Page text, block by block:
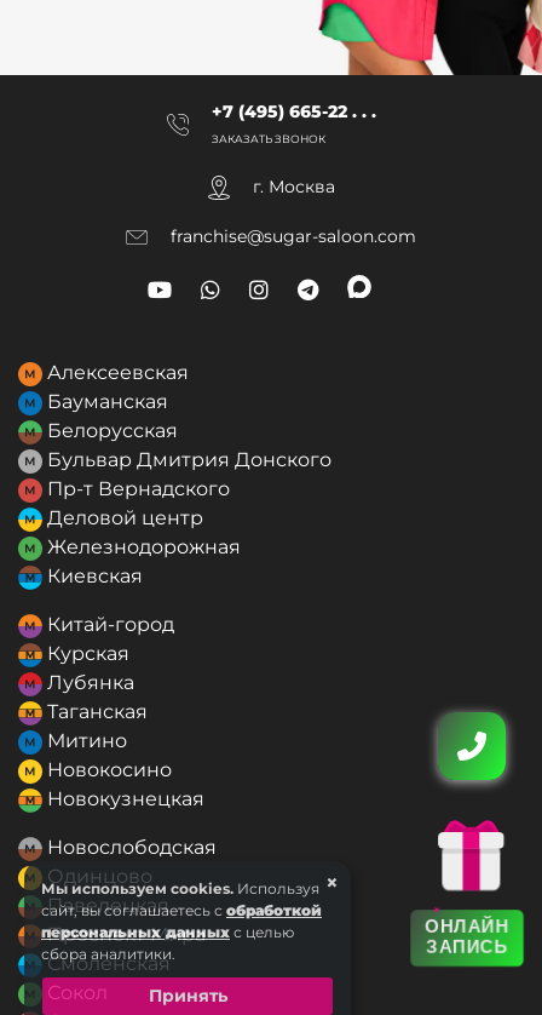
ОНЛАЙН
ЗАПИСЬ
+7 (495) 665-22 . . .
ЗАКАЗАТЬ ЗВОНОК
г. Москва
franchise@sugar-saloon.com
Алексеевская
Бауманская
Белорусская
Бульвар Дмитрия Донского
Пр-т Вернадского
Деловой центр
Железнодорожная
Киевская
Китай-город
Курская
Лубянка
Таганская
Митино
Новокосино
Новокузнецкая
Новослободская
Одинцово
Павелецкая
Проспект Мира
Смоленская
Сокол
×
Мы используем cookies. Используя
сайт, вы соглашаетесь с обработкой
персональных данных с целью
сбора аналитики.
Принять